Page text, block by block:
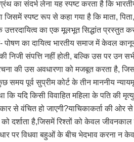
का संदर्भ लेना यह स्पष्ट करता है कि
स्पष्ट रूप से कहा गया है कि माता,
उत्तरदायित्व का एक मूलभूत सिद्धांत
का दायित्व भारतीय समाज में केवल
निजी संपत्ति नहीं होती, बल्कि उस पर
की उस अवधारणा को मजबूत करता है,
समय पूर्व सुप्रीम कोर्ट के तीन माननीय
कि यदि किसी विवाहित महिला के पति की
से वंचित हो जाएगी?याचिकाकर्ता की ओर
को दर्शाता है,जिसमें रिश्तों को केवल
पर विधवा बहुओं के बीच भेदभाव करना न केवल